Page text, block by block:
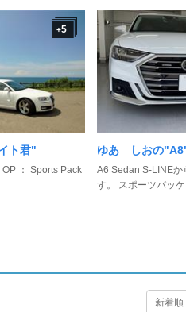
+5
ト君"
： Sports Pack
ゆあ しおの
A6 Sedan S-LINEか
す。 スポーツパッ
新着順